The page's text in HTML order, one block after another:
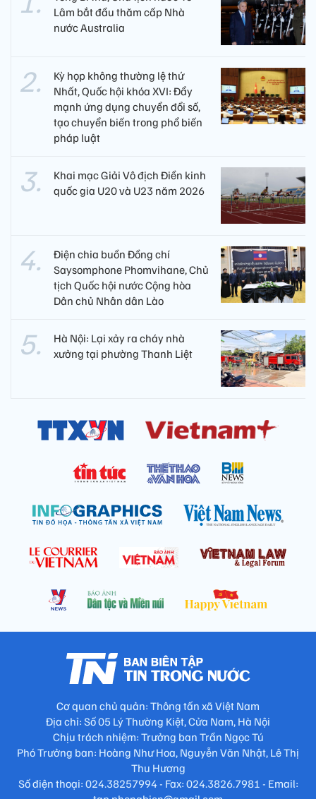
Lâm bắt đầu thăm cấp Nhà
nước Australia
Kỳ họp không thường lệ thứ
Nhất, Quốc hội khóa XVI: Đẩy
mạnh ứng dụng chuyển đổi số,
tạo chuyển biến trong phổ biến
pháp luật
Khai mạc Giải Vô địch Điền kinh
quốc gia U20 và U23 năm 2026
Điện chia buồn Đồng chí
Saysomphone Phomvihane, Chủ
tịch Quốc hội nước Cộng hòa
Dân chủ Nhân dân Lào
Hà Nội: Lại xảy ra cháy nhà
xưởng tại phường Thanh Liệt
Cơ quan chủ quản: Thông tấn xã Việt Nam
Địa chỉ: Số 05 Lý Thường Kiệt, Cửa Nam, Hà Nội
Chịu trách nhiệm: Trưởng ban Trần Ngọc Tú
Phó Trưởng ban: Hoàng Như Hoa, Nguyễn Văn Nhật, Lê Thị
Thu Hương
Số điện thoại: 024.38257994 - Fax: 024.3826.7981 - Email: